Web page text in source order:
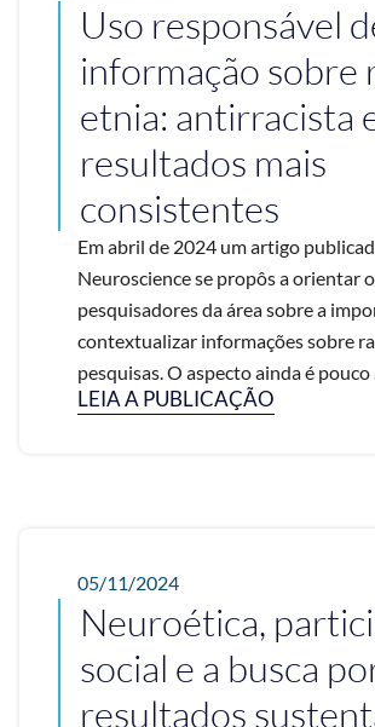
Uso responsável
informação sobre
etnia: antirracista
resultados mais
consistentes
Em abril de 2024 um artigo
Neuroscience se propôs a orientar
pesquisadores da área sobre a
contextualizar informações sobre
pesquisas. O aspecto ainda é pouco
LEIA A PUBLICAÇÃO
05/11/2024
Neuroética,
social e a busca
resultados